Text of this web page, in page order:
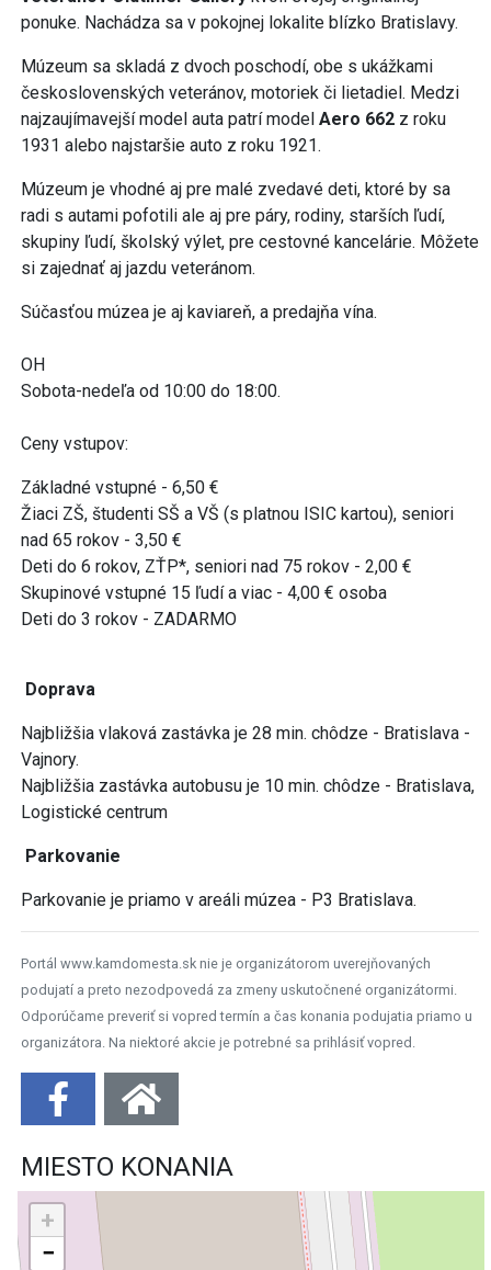
ponuke. Nachádza sa v pokojnej lokalite blízko Bratislavy.
Múzeum sa skladá z dvoch poschodí, obe s ukážkami
československých veteránov, motoriek či lietadiel. Medzi
najzaujímavejší model auta patrí model Aero 662 z roku
1931 alebo najstaršie auto z roku 1921.
Múzeum je vhodné aj pre malé zvedavé deti, ktoré by sa
radi s autami pofotili ale aj pre páry, rodiny, starších ľudí,
skupiny ľudí, školský výlet, pre cestovné kancelárie. Môžete
si zajednať aj jazdu veteránom.
Súčasťou múzea je aj kaviareň, a predajňa vína.
OH
Sobota-nedeľa od 10:00 do 18:00.
Ceny vstupov:
Základné vstupné - 6,50 €
Žiaci ZŠ, študenti SŠ a VŠ (s platnou ISIC kartou), seniori
nad 65 rokov - 3,50 €
Deti do 6 rokov, ZŤP*, seniori nad 75 rokov - 2,00 €
Skupinové vstupné 15 ľudí a viac - 4,00 € osoba
Deti do 3 rokov - ZADARMO
Doprava
Najbližšia vlaková zastávka je 28 min. chôdze - Bratislava -
Vajnory.
Najbližšia zastávka autobusu je 10 min. chôdze - Bratislava,
Logistické centrum
Parkovanie
Parkovanie je priamo v areáli múzea - P3 Bratislava.
Portál www.kamdomesta.sk nie je organizátorom uverejňovaných
podujatí a preto nezodpovedá za zmeny uskutočnené organizátormi.
Odporúčame preveriť si vopred termín a čas konania podujatia priamo u
organizátora. Na niektoré akcie je potrebné sa prihlásiť vopred.
MIESTO KONANIA
+
−